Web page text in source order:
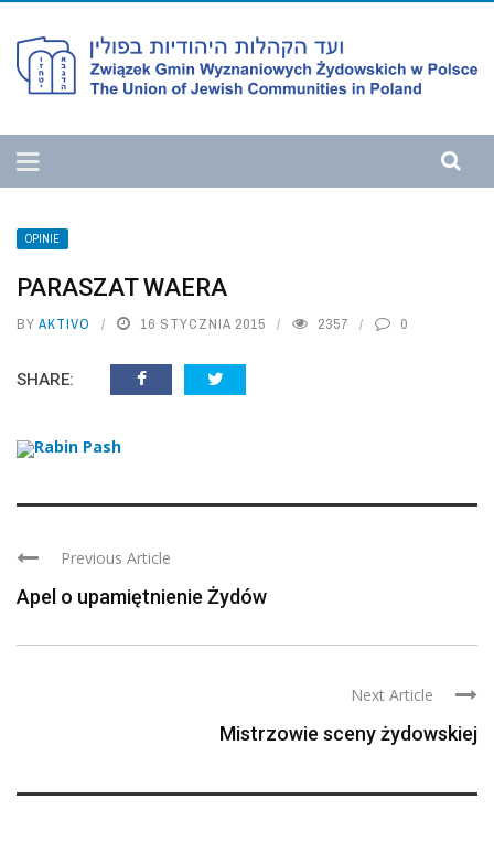
OPINIE
PARASZAT WAERA
BY AKTIVO 16 STYCZNIA 2015 2357 0
SHARE:
Rabin Pash
Previous Article
Apel o upamiętnienie Żydów
Next Article
Mistrzowie sceny żydowskiej